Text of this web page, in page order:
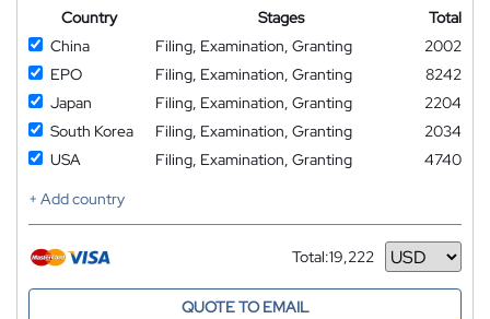
Country Stages
Total
China
Filing, Examination, Granting
2002
EPO
Filing, Examination, Granting
8242
Japan
Filing, Examination, Granting
2204
South Korea
Filing, Examination, Granting
2034
USA
Filing, Examination, Granting
4740
+ Add country
Total:19,222
Currency
QUOTE TO EMAIL